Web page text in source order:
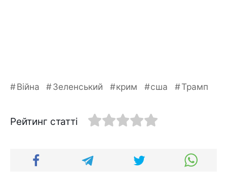
Війна Зеленський крим сша Трамп
Рейтинг статті